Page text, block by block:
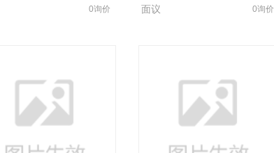
0询价 面议 0询价